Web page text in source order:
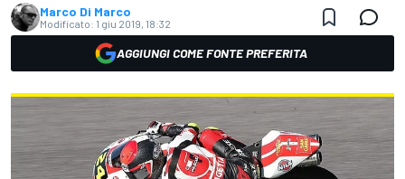
Marco Di Marco
Modificato: 1 giu 2019, 18:32
AGGIUNGI COME FONTE PREFERITA